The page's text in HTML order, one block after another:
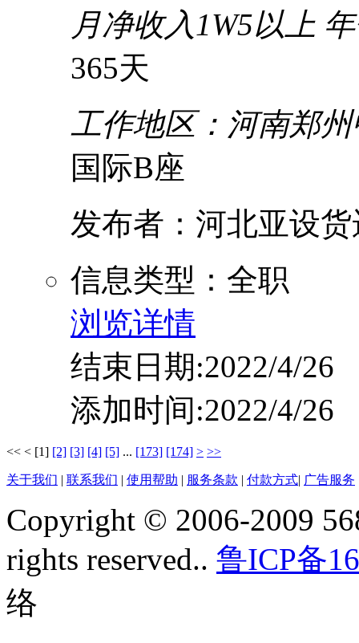
月净收入1W5以上
365天
工作地区：河南郑
国际B座
发布者：河北亚设
信息类型：全职
浏览详情
结束日期:2022/4/26
添加时间:2022/4/26
<< < [1] [2] [3] [4] [5] ... [173] [174] > >>
关于我们 | 联系我们 | 使用帮助 | 服务条款 | 付款方式| 广告服务
Copyright © 2006-2009
rights reserved.. 鲁ICP备
络